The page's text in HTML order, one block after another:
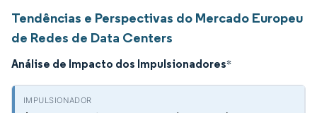
Tendências e Perspectivas do Mercado Europeu
de Redes de Data Centers
Análise de Impacto dos Impulsionadores*